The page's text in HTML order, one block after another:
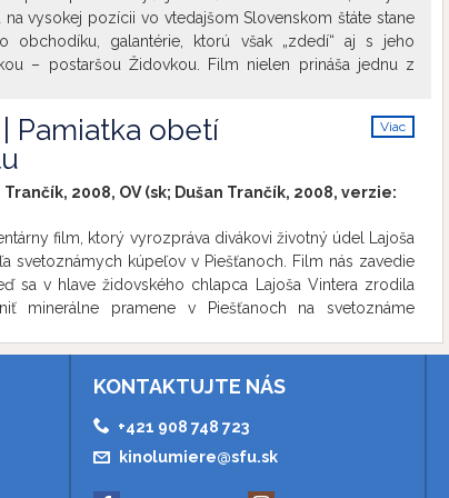
práve hudba je základnou stavebnou zložkou celého
vysokej pozícii vo vtedajšom Slovenskom štáte stane
obchodíku, galantérie, ktorú však „zdedí“ aj s jeho
– postaršou Židovkou. Film nielen prináša jednu z
Viac
Pamiatka obetí
2008, OV (sk; Dušan Trančík, 2008, verzie:
film, ktorý vyrozpráva divákovi životný údel Lajoša
svetoznámych kúpeľov v Piešťanoch. Film nás zavedie
sa v hlave židovského chlapca Lajoša Vintera zrodila
minerálne pramene v Piešťanoch na svetoznáme
na územie Slovenska, teda Horného Uhorska, a boli
využívané len ako pomocná liečba. Ústrednými
zvratov. Ako Žid neváhal sa vzdať svojho
na katolicizmus - len aby dokázal realizovať
KONTAKTUJTE NÁS
+421 908 748 723
kinolumiere@sfu.sk